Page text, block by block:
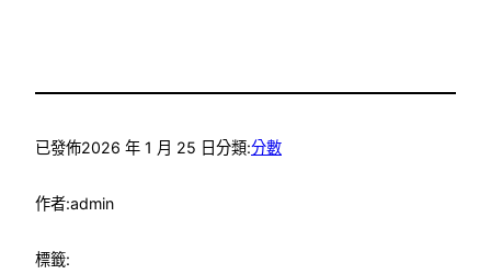
已發佈2026 年 1 月 25 日分類:分數
作者:admin
標籤: